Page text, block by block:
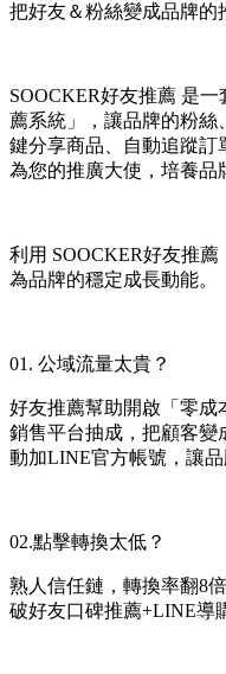
把好友＆粉絲變成品牌的
SOOCKER好友推薦 是
薦系統」，讓品牌的粉絲
鍵分享商品、自動追蹤訂
為您的推廣大使，培養品
利用 SOOCKER好友推
為品牌的穩定成長動能。
01. 公域流量太貴？
好友推薦幫助開啟「零成
銷售平台抽成，把顧客變
動加LINE官方帳號，讓品
02.點擊轉換太低？
熟人信任鏈，轉換率翻8
破好友口碑推薦+LINE導